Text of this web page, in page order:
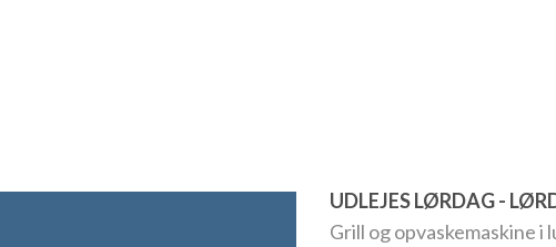
UDLEJES LØRDAG -
Grill og opvaskemaskine i